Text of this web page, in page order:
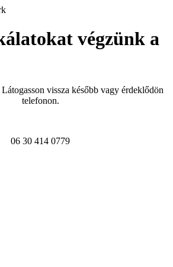
végzünk a
vissza később vagy érdeklődön
telefonon.
06 30 414 0779